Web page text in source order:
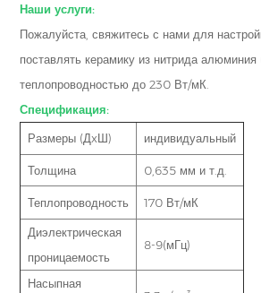
Наши услуги:
Пожалуйста, свяжитесь с нами для
поставлять керамику из нитрида алюминия
теплопроводностью до 230 Вт/мК.
Спецификация:
Размеры (ДxШ)
индивидуальный
Толщина 0,635 мм и т.д.
Теплопроводность 170 Вт/мК
Диэлектрическая
проницаемость
8-9(мГц)
Насыпная